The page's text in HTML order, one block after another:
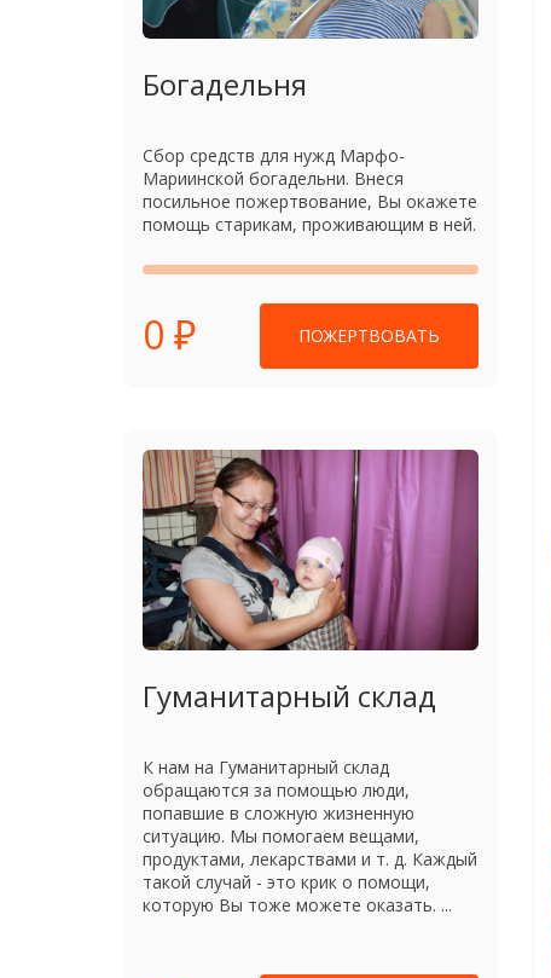
Богадельня
Сбор средств для нужд Марфо-
Мариинской богадельни. Внеся
посильное пожертвование, Вы окажете
помощь старикам, проживающим в ней.
0 ₽ ПОЖЕРТВОВАТЬ
Гуманитарный склад
К нам на Гуманитарный склад
обращаются за помощью люди,
попавшие в сложную жизненную
ситуацию. Мы помогаем вещами,
продуктами, лекарствами и т. д. Каждый
такой случай - это крик о помощи,
которую Вы тоже можете оказать. ...